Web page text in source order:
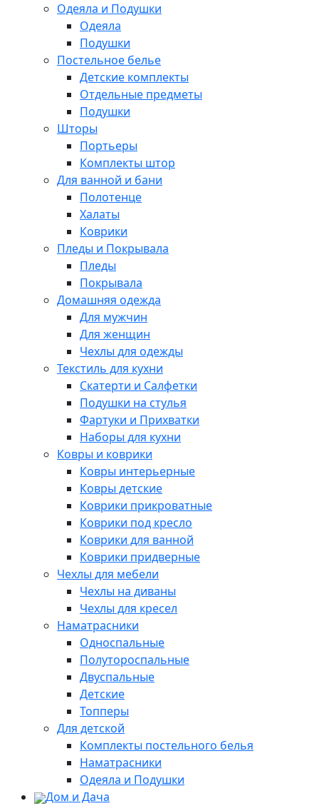
Одеяла и Подушки
Одеяла
Подушки
Постельное белье
Детские комплекты
Отдельные предметы
Подушки
Шторы
Портьеры
Комплекты штор
Для ванной и бани
Полотенце
Халаты
Коврики
Пледы и Покрывала
Пледы
Покрывала
Домашняя одежда
Для мужчин
Для женщин
Чехлы для одежды
Текстиль для кухни
Скатерти и Салфетки
Подушки на стулья
Фартуки и Прихватки
Наборы для кухни
Ковры и коврики
Ковры интерьерные
Ковры детские
Коврики прикроватные
Коврики под кресло
Коврики для ванной
Коврики придверные
Чехлы для мебели
Чехлы на диваны
Чехлы для кресел
Наматрасники
Односпальные
Полутороспальные
Двуспальные
Детские
Топперы
Для детской
Комплекты постельного белья
Наматрасники
Одеяла и Подушки
Дом и Дача